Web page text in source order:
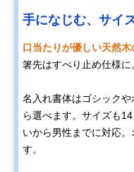
手になじむ、サイ
口当たりが優しい天然木
箸先はすべり止め仕様に
名入れ書体はゴシック
ら選べます。サイズも
いから男性までに対応
す。